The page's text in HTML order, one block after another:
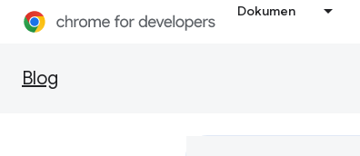
Dokumen
Blog